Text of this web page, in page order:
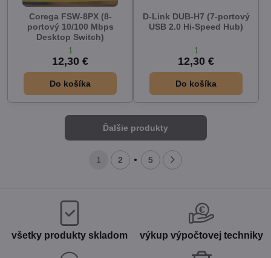
Corega FSW-8PX (8-
portový 10/100 Mbps
Desktop Switch)
1
12,30 €
Do košíka
D-Link DUB-H7 (7-portový
USB 2.0 Hi-Speed Hub)
1
12,30 €
Do košíka
Ďalšie produkty
1 2 5
všetky produkty skladom výkup výpočtovej techniky